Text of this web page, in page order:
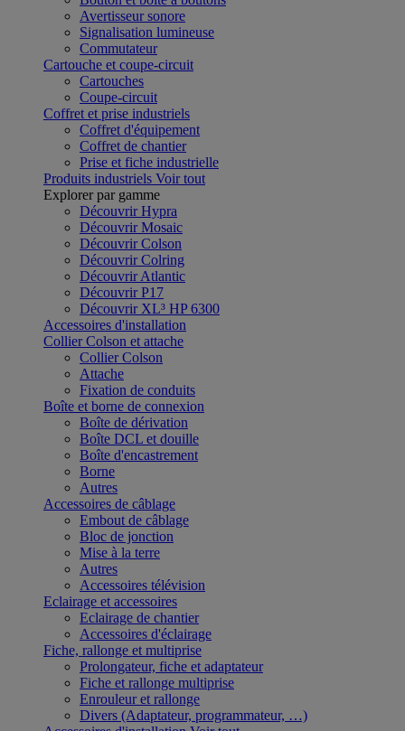
Avertisseur sonore
Signalisation lumineuse
Commutateur
Cartouche et coupe-circuit
Cartouches
Coupe-circuit
Coffret et prise industriels
Coffret d'équipement
Coffret de chantier
Prise et fiche industrielle
Produits industriels Voir tout
Explorer par gamme
Découvrir Hypra
Découvrir Mosaic
Découvrir Colson
Découvrir Colring
Découvrir Atlantic
Découvrir P17
Découvrir XL³ HP 6300
Accessoires d'installation
Collier Colson et attache
Collier Colson
Attache
Fixation de conduits
Boîte et borne de connexion
Boîte de dérivation
Boîte DCL et douille
Boîte d'encastrement
Borne
Autres
Accessoires de câblage
Embout de câblage
Bloc de jonction
Mise à la terre
Autres
Accessoires télévision
Eclairage et accessoires
Eclairage de chantier
Accessoires d'éclairage
Fiche, rallonge et multiprise
Prolongateur, fiche et adaptateur
Fiche et rallonge multiprise
Enrouleur et rallonge
Divers (Adaptateur, programmateur, …)